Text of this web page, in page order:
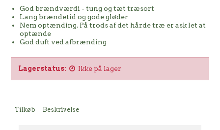
God brændværdi - tung og tæt træsort
Lang brændetid og gode gløder
Nem optænding. På trods af det hårde træ er ask let at
optænde
God duft ved afbrænding
Lagerstatus: Ikke på lager
Tilkøb Beskrivelse